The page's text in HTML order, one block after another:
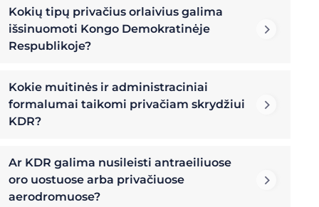
Kokių tipų privačius orlaivius galima
išsinuomoti Kongo Demokratinėje
Respublikoje?
Kokie muitinės ir administraciniai
formalumai taikomi privačiam skrydžiui
KDR?
Ar KDR galima nusileisti antraeiliuose
oro uostuose arba privačiuose
aerodromuose?